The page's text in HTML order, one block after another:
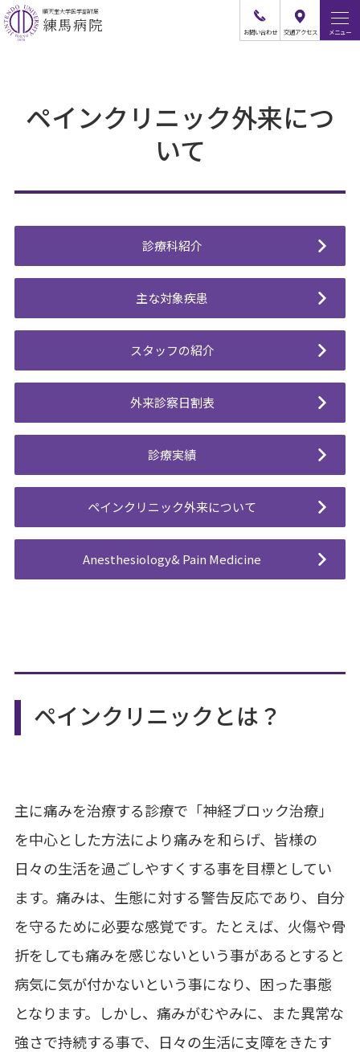
順天堂大学医学部附属
練馬病院 お問い合わせ 交通アクセス メニュー
ペインクリニック外来につ
いて
診療科紹介
主な対象疾患
スタッフの紹介
外来診察日割表
診療実績
ペインクリニック外来について
Anesthesiology& Pain Medicine
ペインクリニックとは？
主に痛みを治療する診療で「神経ブロック治療」
を中心とした方法により痛みを和らげ、皆様の
日々の生活を過ごしやすくする事を目標としてい
ます。痛みは、生態に対する警告反応であり、自分
を守るために必要な感覚です。たとえば、火傷や骨
折をしても痛みを感じないという事があるとすると
病気に気が付かないという事になり、困った事態
となります。しかし、痛みがむやみに、また異常な
強さで持続する事で、日々の生活に支障をきたす